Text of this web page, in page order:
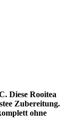
Diese Rooitea
Zubereitung.
ohne